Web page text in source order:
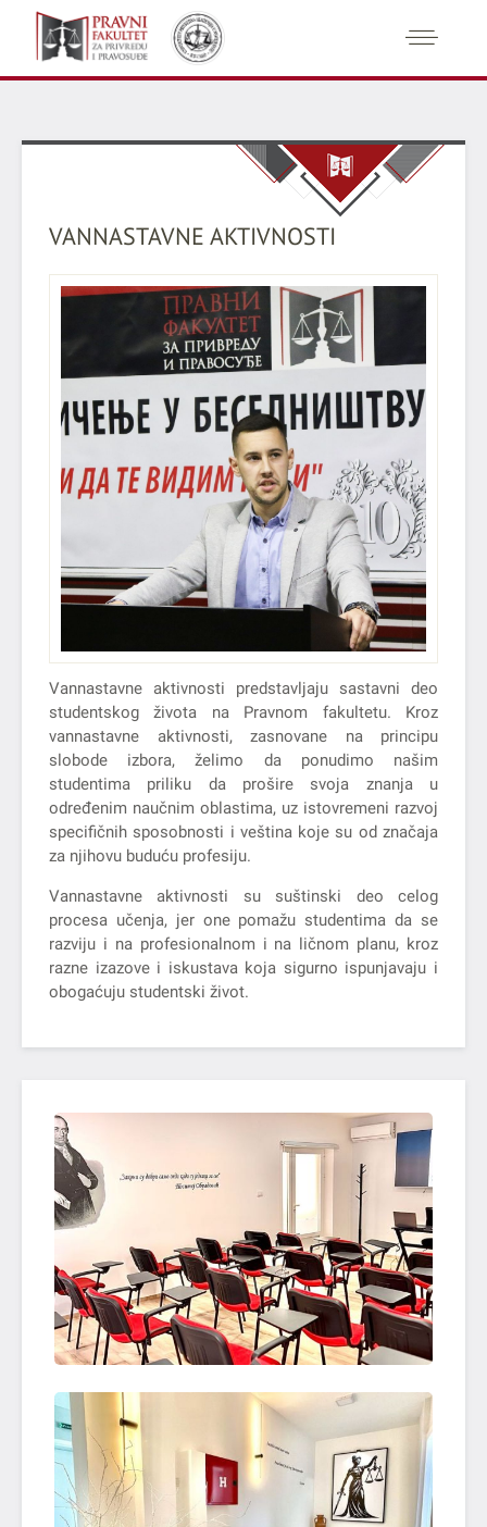
VANNASTAVNE AKTIVNOSTI
Vannastavne aktivnosti predstavljaju sastavni deo
studentskog života na Pravnom fakultetu. Kroz
vannastavne aktivnosti, zasnovane na principu
slobode izbora, želimo da ponudimo našim
studentima priliku da prošire svoja znanja u
određenim naučnim oblastima, uz istovremeni razvoj
specifičnih sposobnosti i veština koje su od značaja
za njihovu buduću profesiju.
Vannastavne aktivnosti su suštinski deo celog
procesa učenja, jer one pomažu studentima da se
razviju i na profesionalnom i na ličnom planu, kroz
razne izazove i iskustava koja sigurno ispunjavaju i
obogaćuju studentski život.
OTVORI SLIKU
OTVORI SLIKU